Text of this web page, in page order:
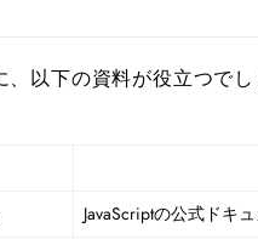
以下の資料が役立つでし
JavaScriptの公式ドキ